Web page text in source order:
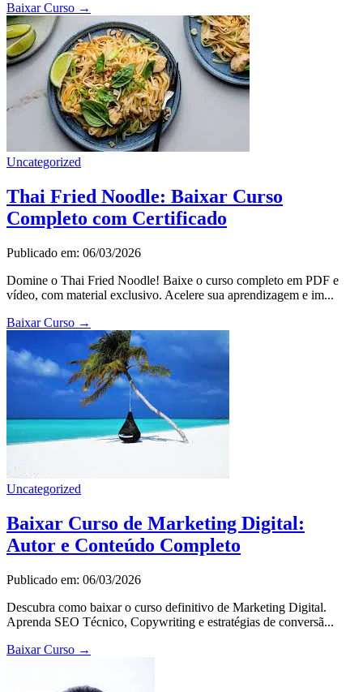
Baixar Curso →
Uncategorized
Thai Fried Noodle: Baixar Curso
Completo com Certificado
Publicado em: 06/03/2026
Domine o Thai Fried Noodle! Baixe o curso completo em PDF e
vídeo, com material exclusivo. Acelere sua aprendizagem e im...
Baixar Curso →
Uncategorized
Baixar Curso de Marketing Digital:
Autor e Conteúdo Completo
Publicado em: 06/03/2026
Descubra como baixar o curso definitivo de Marketing Digital.
Aprenda SEO Técnico, Copywriting e estratégias de conversã...
Baixar Curso →